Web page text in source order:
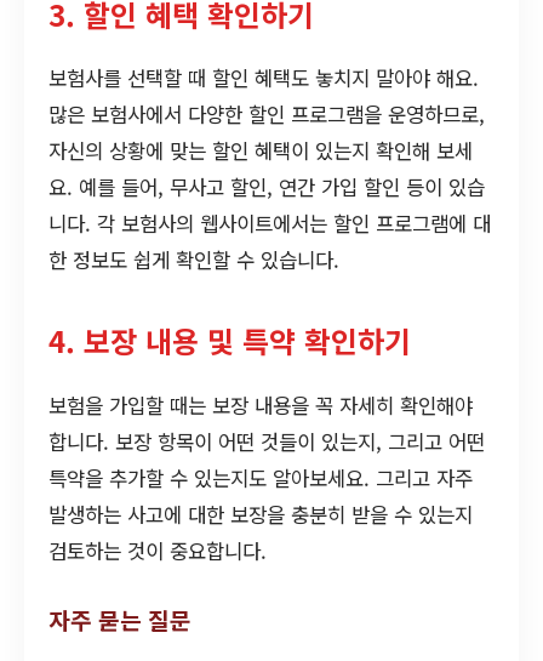
3. 할인 혜택 확인하기
보험사를 선택할 때 할인 혜택도 놓치지 말아야 해요.
많은 보험사에서 다양한 할인 프로그램을 운영하므로,
자신의 상황에 맞는 할인 혜택이 있는지 확인해 보세
요. 예를 들어, 무사고 할인, 연간 가입 할인 등이 있습
니다. 각 보험사의 웹사이트에서는 할인 프로그램에 대
한 정보도 쉽게 확인할 수 있습니다.
4. 보장 내용 및 특약 확인하기
보험을 가입할 때는 보장 내용을 꼭 자세히 확인해야
합니다. 보장 항목이 어떤 것들이 있는지, 그리고 어떤
특약을 추가할 수 있는지도 알아보세요. 그리고 자주
발생하는 사고에 대한 보장을 충분히 받을 수 있는지
검토하는 것이 중요합니다.
자주 묻는 질문